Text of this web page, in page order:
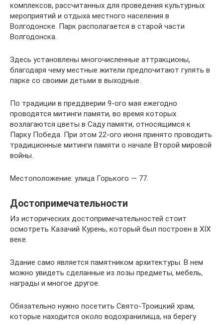
комплексов, рассчитанных для проведения культурных
мероприятий и отдыха местного населения в
Волгодонске. Парк располагается в старой части
Волгодонска.
Здесь установлены многочисленные аттракционы,
благодаря чему местные жители предпочитают гулять в
парке со своими детьми в выходные.
По традиции в преддверии 9-ого мая ежегодно
проводятся митинги памяти, во время которых
возлагаются цветы в Саду памяти, относящимся к
Парку Победа. При этом 22-ого июня принято проводить
традиционные митинги памяти о начале Второй мировой
войны.
Местоположение: улица Горького — 77.
Достопримечательности
Из исторических достопримечательностей стоит
осмотреть Казачий Курень, который был построен в XIX
веке.
Здание само является памятником архитектуры. В нем
можно увидеть сделанные из лозы предметы, мебель,
награды и многое другое.
Обязательно нужно посетить Свято-Троицкий храм,
которые находится около водохранилища, на берегу